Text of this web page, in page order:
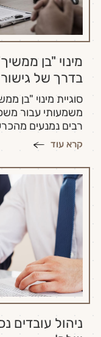
מינוי "בן
בדרך של גישור
סוגיית מינוי "בן
משמעותי עבור
רבים נמנעים
קרא עוד
ניהול